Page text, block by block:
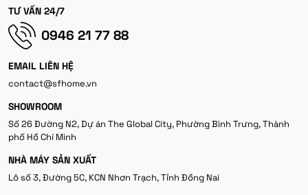
TƯ VẤN 24/7
0946 21 77 88
EMAIL LIÊN HỆ
contact@sfhome.vn
SHOWROOM
Số 26 Đường N2, Dự án The Global City, Phường Bình Trưng, Thành
phố Hồ Chí Minh
NHÀ MÁY SẢN XUẤT
Lô số 3, Đường 5C, KCN Nhơn Trạch, Tỉnh Đồng Nai